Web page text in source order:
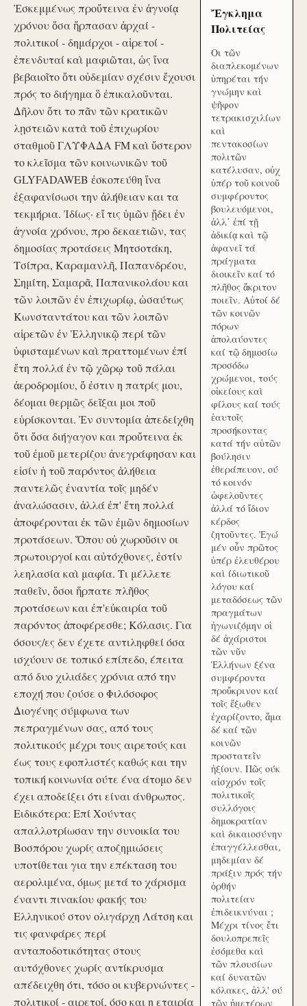
Ἐσκεμμένως προὔτεινα ἐν ἀγνοίᾳ
χρόνου ὅσα ἥρπασαν ἀρχαί -
πολιτικοί - δημάρχοι - αἱρετοί -
ἐπενδυταί καὶ μαφιῶται, ὡς ἵνα
βεβαιοῖτο ὅτι οὐδεμίαν σχέσιν ἔχουσι
πρός το διήγημα ὃ ἐπικαλοῦνται.
Δῆλον ὅτι το πᾶν τῶν κρατικῶν
λῃστειῶν κατὰ τοῦ ἐπιχωρίου
σταθμοῦ ΓΛΥΦΑΔΑ FM καὶ ὕστερον
το κλεῖσμα τῶν κοινωνικῶν τοῦ
GLYFADAWEB ἐσκοπεύθη ἵνα
ἐξαφανίσωσι την ἀλήθειαν και τα
τεκμήρια. Ἰδίως· εἴ τις ὑμῶν ᾔδει ἐν
ἀγνοία χρόνου, προ δεκαετιῶν, τας
δημοσίας προτάσεις Μητσοτάκη,
Τσίπρα, Καραμανλῆ, Παπανδρέου,
Σημίτη, Σαμαρᾶ, Παπανικολάου και
τῶν λοιπῶν ἐν ἐπιχωρίῳ, ὡσαύτως
Κωνσταντάτου και τῶν λοιπῶν
αἱρετῶν ἐν Ἑλληνικῷ περί τῶν
ὑφισταμένων καὶ πραττομένων ἐπί
ἔτη πολλά ἐν τῷ χῶρῳ τοῦ πάλαι
ἀεροδρομίου, ὅ ἐστιν η πατρίς μου,
δέομαι θερμῶς δεῖξαι μοι ποῦ
εὑρίσκονται. Ἐν συντομία ἀπεδείχθη
ὅτι ὅσα διήγαγον και προὔτεινα ἐκ
τοῦ ἐμοῦ μετερίζου ἀνεγράφησαν και
εἰσίν ἡ τοῦ παρόντος ἀλήθεια
παντελῶς ἐναντία τοῖς μηδέν
ἀναλώσασιν, ἀλλά ἐπ' ἔτη πολλά
ἀποφέρονται ἐκ τῶν ἐμῶν δημοσίων
προτάσεων. Ὅπου οὐ χωροῦσιν οι
πρωτουργοί και αὐτόχθονες, ἐστίν
λεηλασία καὶ μαφία. Τι μέλλετε
παθεῖν, ὅσοι ἥρπατε πλῆθος
προτάσεων και ἐπ'εὐκαιρία τοῦ
παρόντος ἀποφέρεσθε; Κόλασις. Για
όσους/ες δεν έχετε αντιληφθεί όσα
ισχύουν σε τοπικό επίπεδο, έπειτα
από δυο χιλιάδες χρόνια από την
εποχή που ζούσε ο Φιλόσοφος
Διογένης σύμφωνα των
πεπραγμένων σας, από τους
πολιτικούς μέχρι τους αιρετούς και
έως τους εφοπλιστές καθώς και την
τοπική κοινωνία ούτε ένα άτομο δεν
έχει αποδείξει ότι είναι άνθρωπος.
Ειδικότερα: Επί Χούντας
απαλλοτρίωσαν την συνοικία του
Βοσπόρου χωρίς αποζημιώσεις
υποτίθεται για την επέκταση του
αερολιμένα, όμως μετά το χάρισμα
έναντι πινακίου φακής του
Ελληνικού στον ολιγάρχη Λάτση και
τις φανφάρες περί
ανταποδοτικότητας στους
αυτόχθονες χωρίς αντίκρυσμα
απέδειχθη ότι, τόσο οι κυβερνώντες -
πολιτικοί - αιρετοί, όσο και η εταιρία
Ἔγκλημα
Πολιτείας
Οι τῶν
διαπλεκομένων
ὑπηρέται τήν
γνώμην καὶ
ψῆφον
τετρακισχιλίων
καὶ
πεντακοσίων
πολιτῶν
κατέλυσαν, οὐχ
ὑπέρ τοῦ κοινοῦ
συμφέροντος
βουλευόμενοι,
ἀλλ᾽ ἐπί τῇ
ἀδικίᾳ καὶ τῷ
ἀφανεῖ τά
πράγματα
διοικεῖν καί τό
πλῆθος ἄκριτον
ποιεῖν. Αὐτοί δέ
τῶν κοινῶν
πόρων
ἀπολαύοντες
καί τῷ δημοσίω
προσόδω
χρώμενοι, τούς
οἰκείους καὶ
φίλους καί τούς
ἑαυτοῖς
προσήκοντας
κατά τήν αὑτῶν
βούλησιν
ἐθεράπευον, ού
τό κοινόν
ὠφελοῦντες
ἀλλά τό ἴδιον
κέρδος
ζητοῦντες. Ἐγώ
μέν οὖν πρῶτος
ὑπέρ ἐλευθέρου
καὶ ίδιωτικοῦ
λόγου καί
μεταδόσεως τῶν
πραγμάτων
ἠγωνιζόμην οἱ
δέ ἀχάριστοι
τῶν νῦν
Ἑλλήνων ξένα
συμφέροντα
προὔκρινον καί
τοῖς ἔξωθεν
ἐχαρίζοντο, ἅμα
δέ καί τῶν
κοινῶν
προστατεῖν
ἠξίουν. Πῶς ούκ
αἰσχρόν τοῖς
πολιτικοῖς
συλλόγοις
δημοκρατίαν
καὶ δικαιοσύνην
ἐπαγγέλλεσθαι,
μηδεμίαν δέ
πράξιν πρός τήν
ὀρθήν
πολιτείαν
ἐπιδεικνύναι ;
Μέχρι τίνος ἔτι
δουλοπρεπεῖς
ἐσόμεθα καὶ
τῶν πλουσίων
καί δυνατῶν
κόλακες, ἀλλ' ού
τῶν ἡμετέρων